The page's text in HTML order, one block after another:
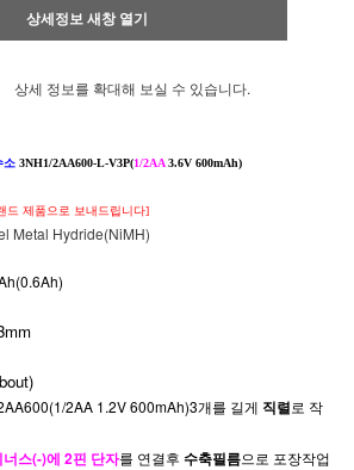
상세정보 새창 열기
상세 정보를 확대해 보실 수 있습니다.
소 3NH1/2AA600-L-V3P(1/2AA3.6V 600mAh)
드 제품으로 보내드립니다]
Metal Hydride(NiMH)
)
2AA 1.2V 600mAh)3개를 길게 직렬로 작
너스(-)에 2핀 단자를 연결후 수축필름으로 포장작업